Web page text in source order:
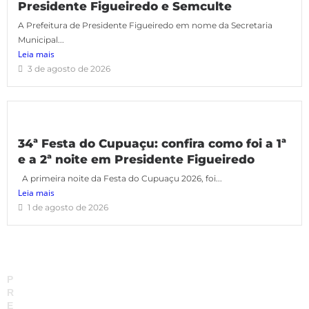
Presidente Figueiredo e Semculte
A Prefeitura de Presidente Figueiredo em nome da Secretaria
Municipal...
Leia mais
3 de agosto de 2026
34ª Festa do Cupuaçu: confira como foi a 1ª
e a 2ª noite em Presidente Figueiredo
A primeira noite da Festa do Cupuaçu 2026, foi...
Leia mais
1 de agosto de 2026
P
R
E